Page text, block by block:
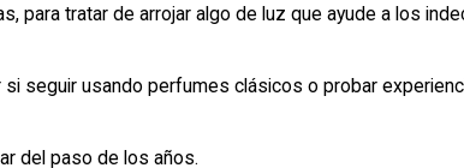
para tratar de arrojar algo de luz que ayude a los
seguir usando perfumes clásicos o probar
del paso de los años.